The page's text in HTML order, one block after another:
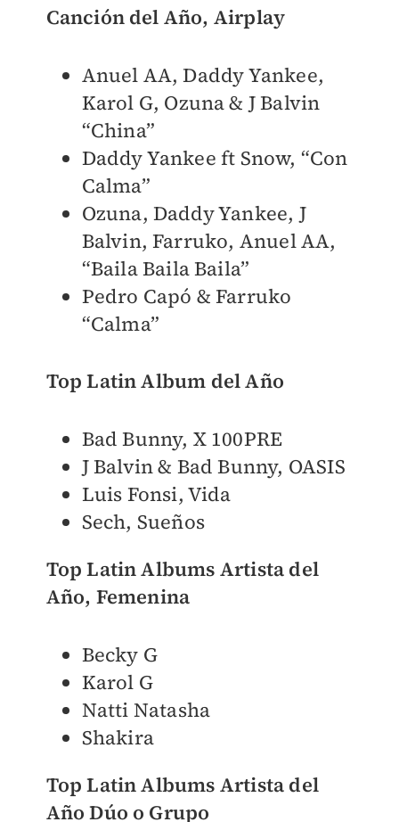
Canción del Año, Airplay
Anuel AA, Daddy Yankee,
Karol G, Ozuna & J Balvin
“China”
Daddy Yankee ft Snow, “Con
Calma”
Ozuna, Daddy Yankee, J
Balvin, Farruko, Anuel AA,
“Baila Baila Baila”
Pedro Capó & Farruko
“Calma”
Top Latin Album del Año
Bad Bunny, X 100PRE
J Balvin & Bad Bunny, OASIS
Luis Fonsi, Vida
Sech, Sueños
Top Latin Albums Artista del
Año, Femenina
Becky G
Karol G
Natti Natasha
Shakira
Top Latin Albums Artista del
Año Dúo o Grupo